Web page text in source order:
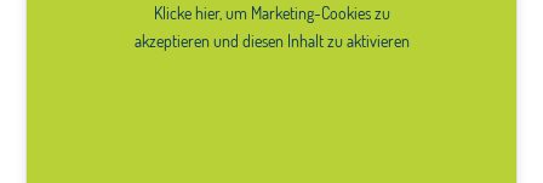
Klicke hier, um Marketing-Cookies zu
akzeptieren und diesen Inhalt zu aktivieren